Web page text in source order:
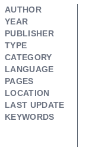
AUTHOR
YEAR
PUBLISHER
TYPE
CATEGORY
LANGUAGE
PAGES
LOCATION
LAST UPDATE
KEYWORDS